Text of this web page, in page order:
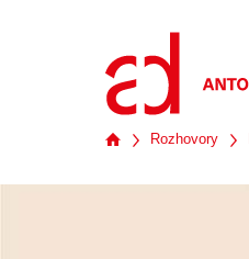
Rozhovory